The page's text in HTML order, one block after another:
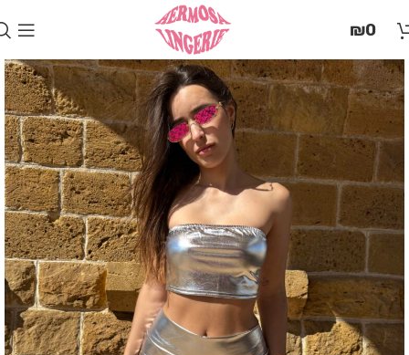
זֶה
מַעֲרֶכֶת
"המרכז
הישראלי
לְהַנְגָּשָׁת
אָתָרִים".
הַמְּסַיַּעַת
לִנְגִישׁוּת
הָאֲתָר.
לִפְתִיחַת
הֵנְּגִישׁוּת
לְחַץ
ALT+0
₪0